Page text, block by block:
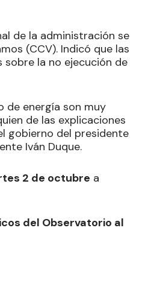
de la administración se
(CCV). Indicó que las
la no ejecución de
de energía son muy
de las explicaciones
gobierno del presidente
Iván Duque.
2 de octubre a
del Observatorio al